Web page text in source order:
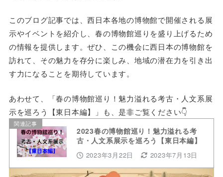
このブログ記事では、西日本各地の博物館で開催される展
示やイベントを紹介し、春の博物館巡りを盛り上げるため
の情報を提供します。ぜひ、この機会に西日本の博物館を
訪れて、その魅力を存分に楽しみ、地域の潜在力を引き出
す力になることを期待しています。
あわせて、「春の博物館巡り！魅力溢れる考古・人文系展
示を巡ろう【東日本編】」も、是非ご覧ください👇
関連記事
2023春の博物館巡り！魅力溢れる考
古・人文系展示を巡ろう【東日本編】
2023年3月22日 2023年7月13日